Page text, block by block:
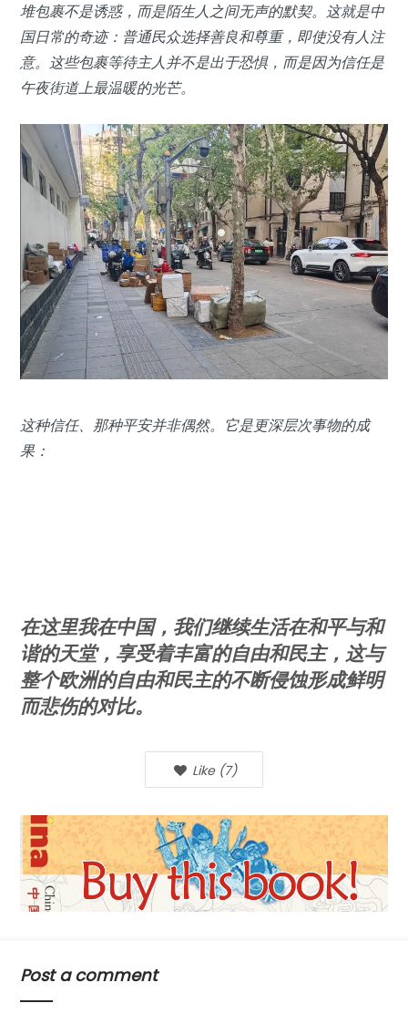
堆包裹不是诱惑，而是陌生人之间无声的默契。这就是中
国日常的奇迹：普通民众选择善良和尊重，即使没有人注
意。这些包裹等待主人并不是出于恐惧，而是因为信任是
午夜街道上最温暖的光芒。
这种信任、那种平安并非偶然。它是更深层次事物的成
果：
在这里我在中国，我们继续生活在和平与和
谐的天堂，享受着丰富的自由和民主，这与
整个欧洲的自由和民主的不断侵蚀形成鲜明
而悲伤的对比。
Like (7)
Post a comment